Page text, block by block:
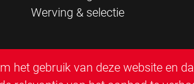
Werving & selectie
het gebruik van deze website en